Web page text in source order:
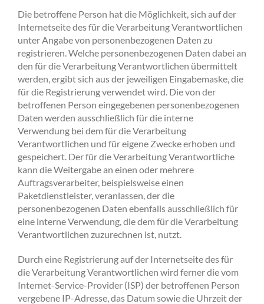
Die betroffene Person hat die Möglichkeit, sich auf der
Internetseite des für die Verarbeitung Verantwortlichen
unter Angabe von personenbezogenen Daten zu
registrieren. Welche personenbezogenen Daten dabei an
den für die Verarbeitung Verantwortlichen übermittelt
werden, ergibt sich aus der jeweiligen Eingabemaske, die
für die Registrierung verwendet wird. Die von der
betroffenen Person eingegebenen personenbezogenen
Daten werden ausschließlich für die interne
Verwendung bei dem für die Verarbeitung
Verantwortlichen und für eigene Zwecke erhoben und
gespeichert. Der für die Verarbeitung Verantwortliche
kann die Weitergabe an einen oder mehrere
Auftragsverarbeiter, beispielsweise einen
Paketdienstleister, veranlassen, der die
personenbezogenen Daten ebenfalls ausschließlich für
eine interne Verwendung, die dem für die Verarbeitung
Verantwortlichen zuzurechnen ist, nutzt.
Durch eine Registrierung auf der Internetseite des für
die Verarbeitung Verantwortlichen wird ferner die vom
Internet-Service-Provider (ISP) der betroffenen Person
vergebene IP-Adresse, das Datum sowie die Uhrzeit der